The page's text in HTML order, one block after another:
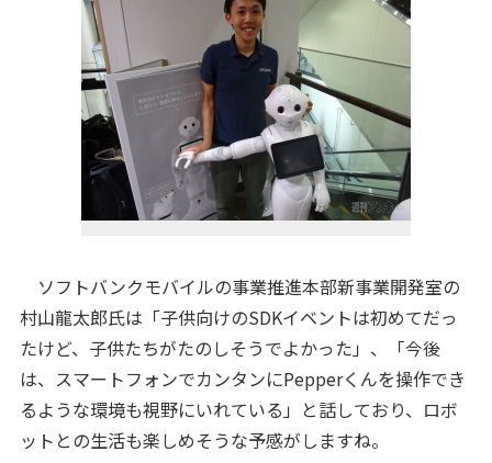
ソフトバンクモバイルの事業推進本部新事業開発室の
村山龍太郎氏は「子供向けのSDKイベントは初めてだっ
たけど、子供たちがたのしそうでよかった」、「今後
は、スマートフォンでカンタンにPepperくんを操作でき
るような環境も視野にいれている」と話しており、ロボ
ットとの生活も楽しめそうな予感がしますね。